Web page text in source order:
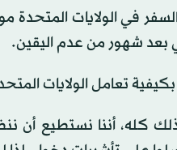
في الولايات المتحدة
بعد شهور من عدم اليقين.
تعامل الولايات
كله، أننا نستطيع أن